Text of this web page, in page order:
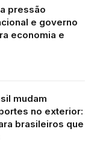
pressão
e governo
economia e
mudam
no exterior:
brasileiros que